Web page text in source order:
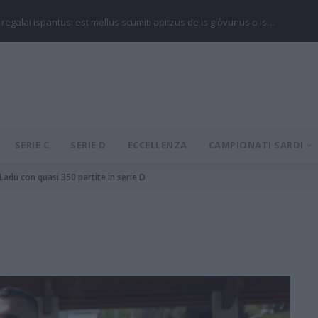
regalai ispantus: est mellus scumiti apitzus de is giòvunus o is…
SERIE C SERIE D ECCELLENZA CAMPIONATI SARDI
con quasi 350 partite in serie D